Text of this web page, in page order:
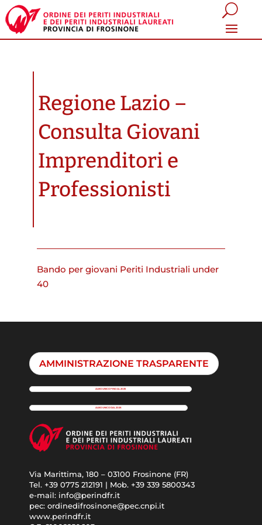
Regione Lazio –
Consulta Giovani
Imprenditori e
Professionisti
Bando per giovani Periti Industriali under
40
AMMINISTRAZIONE TRASPARENTE
ALBO UNICO FINO AL 2025
ALBO UNICO DAL 2026
Via Marittima, 180 – 03100 Frosinone (FR)
Tel. +39 0775 212191 | Mob. +39 339 5800343
e-mail: info@perindfr.it
pec: ordinedifrosinone@pec.cnpi.it
www.perindfr.it